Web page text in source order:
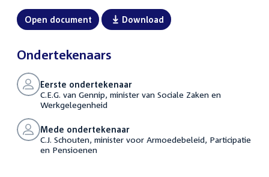
Open document Download
Ondertekenaars
Eerste ondertekenaar
C.E.G. van Gennip, minister van Sociale Zaken en
Werkgelegenheid
Mede ondertekenaar
C.J. Schouten, minister voor Armoedebeleid, Participatie
en Pensioenen